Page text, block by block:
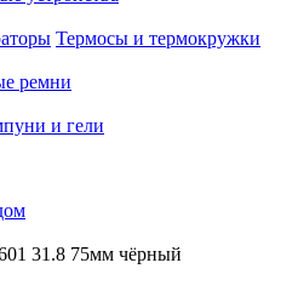
Термосы и термокружки
ремни
и гели
31.8 75мм чёрный